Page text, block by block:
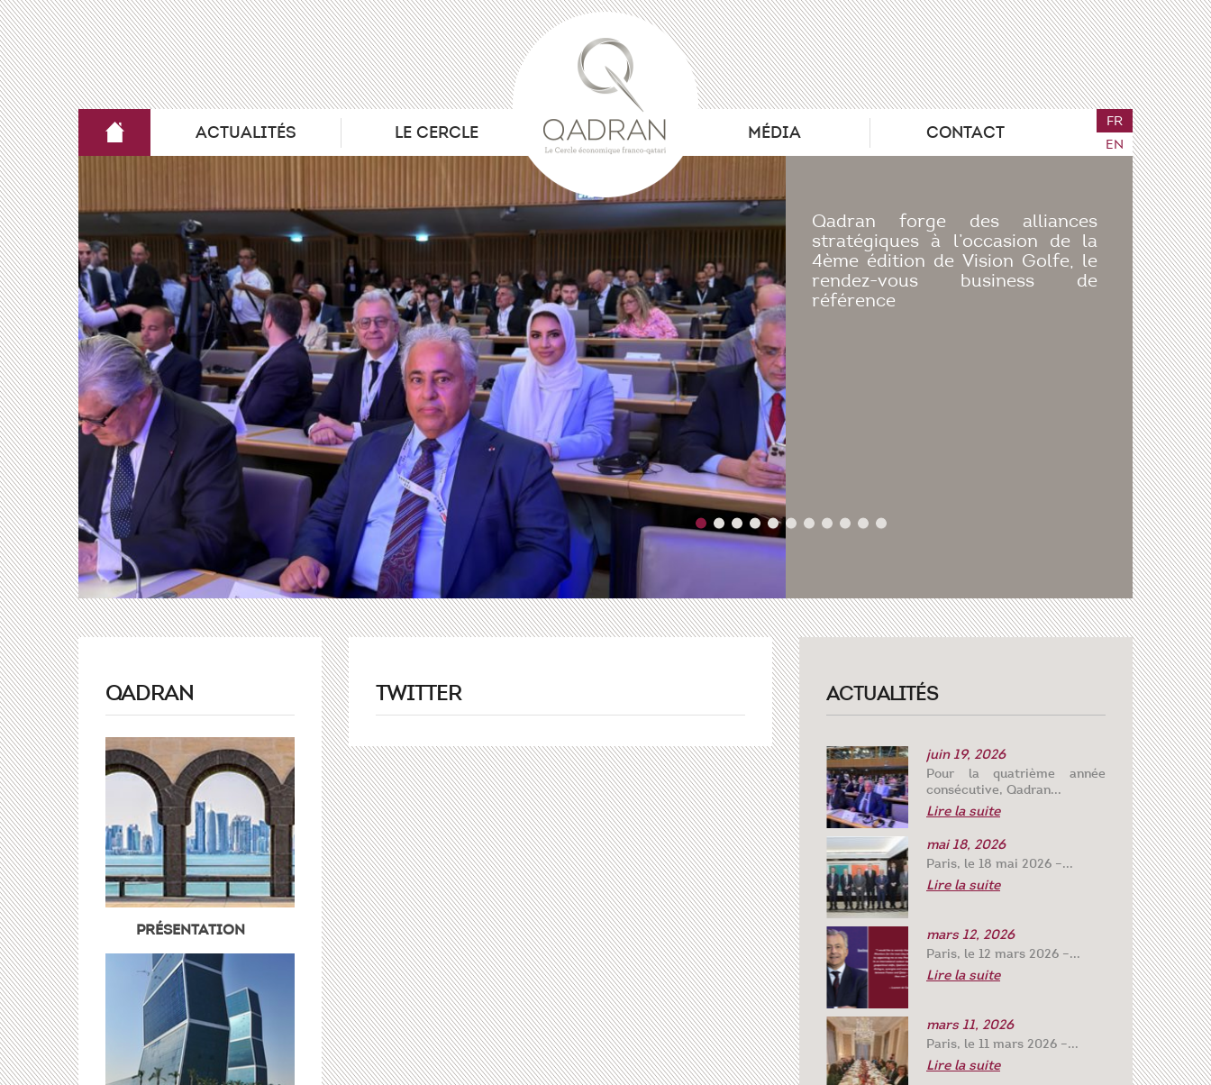
ACTUALITÉS LE CERCLE MÉDIA CONTACT
FR
EN
Qadran forge des alliances
stratégiques à l’occasion de la
4ème édition de Vision Golfe, le
rendez-vous business de
référence
QADRAN
PRÉSENTATION
TWITTER ACTUALITÉS
juin 19, 2026
Pour la quatrième année
consécutive, Qadran...
Lire la suite
mai 18, 2026
Paris, le 18 mai 2026 –...
Lire la suite
mars 12, 2026
Paris, le 12 mars 2026 –...
Lire la suite
mars 11, 2026
Paris, le 11 mars 2026 –...
Lire la suite